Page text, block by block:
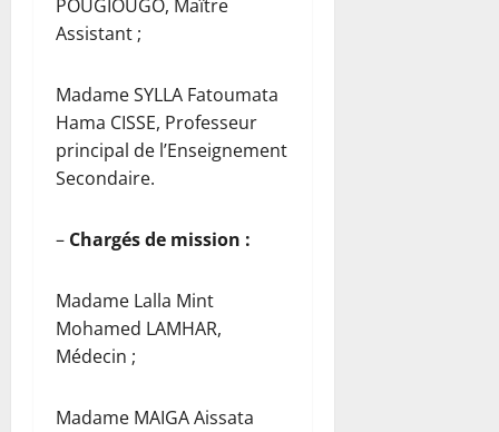
POUGIOUGO, Maître
Assistant ;
Madame SYLLA Fatoumata
Hama CISSE, Professeur
principal de l’Enseignement
Secondaire.
– Chargés de mission :
Madame Lalla Mint
Mohamed LAMHAR,
Médecin ;
Madame MAIGA Aissata